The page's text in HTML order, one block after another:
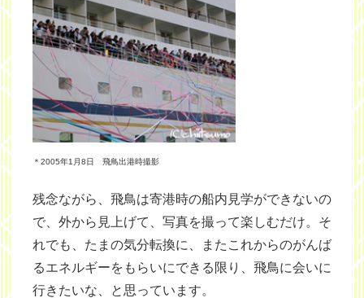
＊2005年1月8日 飛鳥出港時撮影
残念ながら、飛鳥は寄港時の船内見学ができないの
で、外から見上げて、写真を撮って楽しむだけ。そ
れでも、たまの気分転換に、またこれからのがんば
るエネルギーをもらいにできる限り、飛鳥に会いに
行きたいな、と思っています。